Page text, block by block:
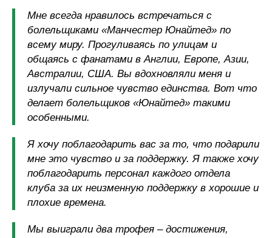
Мне всегда нравилось встречаться с
болельщиками «Манчестер Юнайтед» по
всему миру. Прогуливаясь по улицам и
общаясь с фанатами в Англии, Европе, Азии,
Австралии, США. Вы вдохновляли меня и
излучали сильное чувство единства. Вот что
делает болельщиков «Юнайтед» такими
особенными.
Я хочу поблагодарить вас за то, что подарили
мне это чувство и за поддержку. Я также хочу
поблагодарить персонал каждого отдела
клуба за их неизменную поддержку в хорошие и
плохие времена.
Мы выиграли два трофея – достижения,